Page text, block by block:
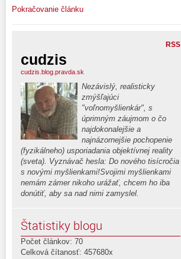
Pokračovanie článku
RSS
cudzis
cudzis.blog.pravda.sk
Nezávislý, realisticky
zmýšľajúci
"voľnomyšlienkár", s
úprimným záujmom o čo
najdokonalejšie a
najnázornejšie pochopenie
(fyzikálneho) usporiadania objektívnej reality
(sveta). Vyznávač hesla: Do nového tisícročia
s novými myšlienkami!Svojimi myšlienkami
nemám zámer nikoho urážať, chcem ho iba
donútiť, aby sa nad nimi zamyslel.
Štatistiky blogu
Počet článkov: 70
Celková čítanosť: 457680x